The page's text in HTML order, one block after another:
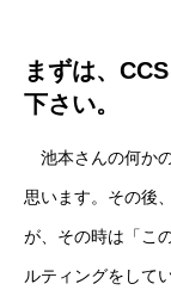
まずは、
下さい。
池本さんの何か
思います。その後
が、その時は「こ
ルティングをして